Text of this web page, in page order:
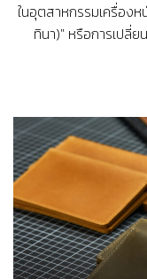
ในอุตสาหกรรมเครื่อง
ทินา)" หรือการเปลี่ย